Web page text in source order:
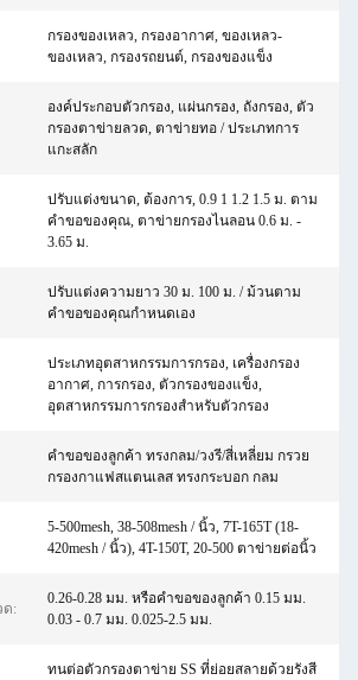
กรองของเหลว, กรองอากาศ, ของเหลว-
ของเหลว, กรองรถยนต์, กรองของแข็ง
องค์ประกอบตัวกรอง, แผ่นกรอง, ถังกรอง, ตัว
กรองตาข่ายลวด, ตาข่ายทอ / ประเภทการ
แกะสลัก
ปรับแต่งขนาด, ต้องการ, 0.9 1 1.2 1.5 ม. ตาม
คำขอของคุณ, ตาข่ายกรองไนลอน 0.6 ม. -
3.65 ม.
ปรับแต่งความยาว 30 ม. 100 ม. / ม้วนตาม
คำขอของคุณกำหนดเอง
ประเภทอุตสาหกรรมการกรอง, เครื่องกรอง
อากาศ, การกรอง, ตัวกรองของแข็ง,
อุตสาหกรรมการกรองสำหรับตัวกรอง
คำขอของลูกค้า ทรงกลม/วงรี/สี่เหลี่ยม กรวย
กรองกาแฟสแตนเลส ทรงกระบอก กลม
5-500mesh, 38-508mesh / นิ้ว, 7T-165T (18-
420mesh / นิ้ว), 4T-150T, 20-500 ตาข่ายต่อนิ้ว
ด:
0.26-0.28 มม. หรือคำขอของลูกค้า 0.15 มม.
0.03 - 0.7 มม. 0.025-2.5 มม.
ทนต่อตัวกรองตาข่าย SS ที่ย่อยสลายด้วยรังสี